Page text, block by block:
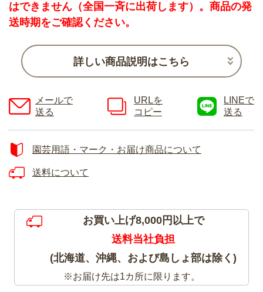
はできません（全国一斉に出荷します）。商品の発
送時期をご確認ください。
詳しい商品説明はこちら
メールで
送る
URLを
コピー
LINEで
送る
園芸用語・マーク・お届け商品について
送料について
お買い上げ8,000円以上で
送料当社負担
(北海道、沖縄、および島しょ部は除く)
※お届け先は1カ所に限ります。